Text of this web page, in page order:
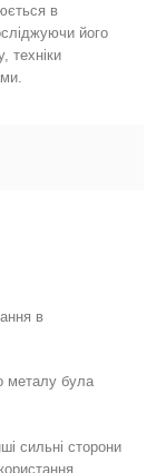
в
його
техніки
в
металу була
сильні сторони